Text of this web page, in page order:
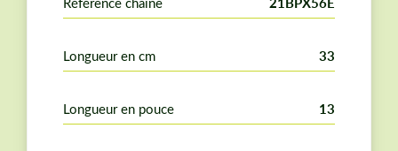
Longueur en cm 33
Longueur en pouce 13